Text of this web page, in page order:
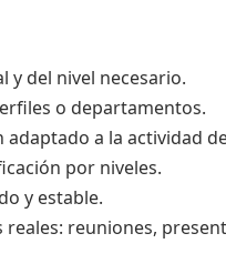
y del nivel necesario.
o departamentos.
a la actividad
por niveles.
y estable.
reuniones,